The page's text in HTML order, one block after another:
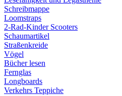
Schreibmappe
Loomstraps
2-Rad-Kinder Scooters
Schaumartikel
Straßenkreide
Vögel
Bücher lesen
Fernglas
Longboards
Verkehrs Teppiche